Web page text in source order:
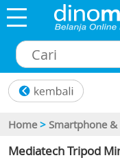
Home > Smartphone &
Mediatech Tripod